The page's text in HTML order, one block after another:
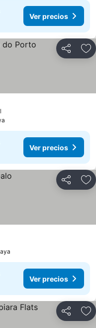
Ver precios
Compartir
Ver precios
Compartir
Ver precios
Compartir